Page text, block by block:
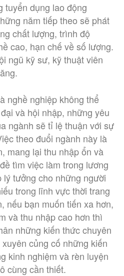
tuyển dụng lao động
năm tiếp theo sẽ phát
chất lượng, trình độ
cao, hạn chế về số lượng.
ngũ kỹ sư, kỹ thuật viên
nghề nghiệp không thể
và hội nhập, những yêu
ngành sẽ tỉ lệ thuận với sự
theo đuổi ngành này là
mang lại thu nhập ổn và
tìm việc làm trong lương
tưởng cho những người
trong lĩnh vực thời trang
nếu bạn muốn tiến xa hơn,
và thu nhập cao hơn thì
những kiến thức chuyên
củng cố những kiến
kinh nghiệm và rèn luyện
cùng cần thiết.